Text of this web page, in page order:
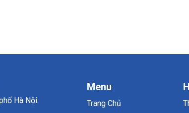
Hà Nội.
Menu
Trang Chủ